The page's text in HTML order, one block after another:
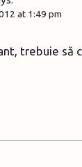
at 1:49 pm
trebuie să